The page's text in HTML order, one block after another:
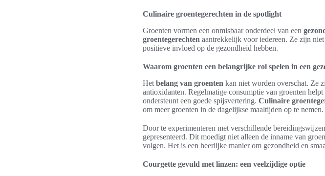
Culinaire groentegerechten in de spotlight
Groenten vormen een onmisbaar onderdeel van een
groentegerechten aantrekkelijk voor iedereen. Ze zijn
positieve invloed op de gezondheid hebben.
Waarom groenten een belangrijke rol spelen in een
Het belang van groenten kan niet worden overschat. Ze
antioxidanten. Regelmatige consumptie van groenten
ondersteunt een goede spijsvertering. Culinaire
om meer groenten in de dagelijkse maaltijden op te nemen.
Door te experimenteren met verschillende
gepresenteerd. Dit moedigt niet alleen de inname van
volgen. Het is een heerlijke manier om gezondheid en
Courgette gevuld met linzen: een veelzijdige optie